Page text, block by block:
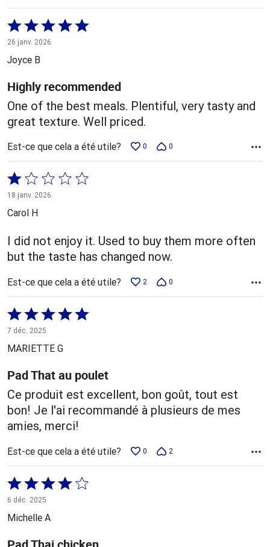
Coté
5 sur
5
26 janv. 2026
Joyce B
Highly recommended
One of the best meals. Plentiful, very tasty and
great texture. Well priced.
Est-ce que cela a été utile? 0 0
Coté
1 sur
5
18 janv. 2026
Carol H
I did not enjoy it. Used to buy them more often
but the taste has changed now.
Est-ce que cela a été utile? 2 0
Coté
5 sur
5
7 déc. 2025
MARIETTE G
Pad That au poulet
Ce produit est excellent, bon goût, tout est
bon! Je l'ai recommandé à plusieurs de mes
amies, merci!
Est-ce que cela a été utile? 0 2
Coté
4 sur
5
6 déc. 2025
Michelle A